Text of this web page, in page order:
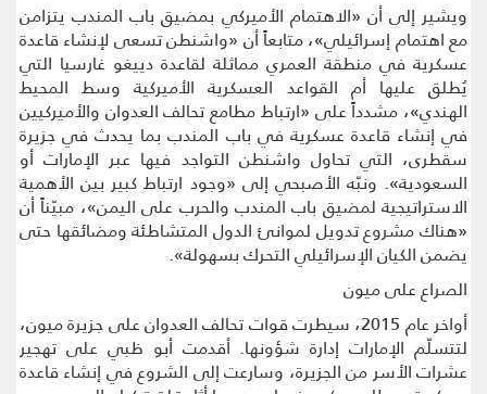
ويشير إلى أن «الاهتمام الأميركي بمضيق باب المندب يتزامن
مع اهتمام إسرائيلي»، متابعاً أن «واشنطن تسعى لإنشاء قاعدة
عسكرية في منطقة العمري مماثلة لقاعدة دييغو غارسيا التي
يُطلق عليها أم القواعد العسكرية الأميركية وسط المحيط
الهندي»، مشدداً على «ارتباط مطامع تحالف العدوان والأميركيين
في إنشاء قاعدة عسكرية في باب المندب بما يحدث في جزيرة
سقطرى، التي تحاول واشنطن التواجد فيها عبر الإمارات أو
السعودية». ونبّه الأصبحي إلى «وجود ارتباط كبير بين الأهمية
الاستراتيجية لمضيق باب المندب والحرب على اليمن»، مبيّناً أن
«هناك مشروع تدويل لموانئ الدول المتشاطئة ومضائقها حتى
يضمن الكيان الإسرائيلي التحرك بسهولة».
الصراع على ميون
أواخر عام 2015، سيطرت قوات تحالف العدوان على جزيرة ميون،
لتتسلّم الإمارات إدارة شؤونها. أقدمت أبو ظبي على تهجير
عشرات الأسر من الجزيرة، وسارعت إلى الشروع في إنشاء قاعدة